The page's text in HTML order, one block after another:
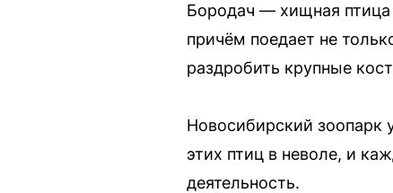
Бородач — хищная птица
причём поедает не
раздробить крупные
Новосибирский зоопарк
этих птиц в неволе, и
деятельность.